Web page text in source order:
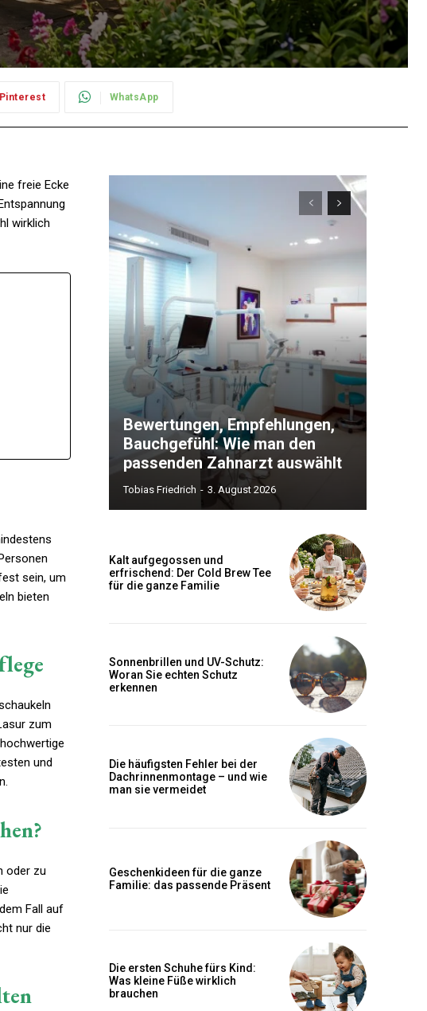
Pinterest WhatsApp
freie Ecke
wirklich
sein, um
bieten
zum
und
oder zu
Fall auf
nur die
Bewertungen, Empfehlungen,
Bauchgefühl: Wie man den
passenden Zahnarzt auswählt
Tobias Friedrich - 3. August 2026
Kalt aufgegossen und
erfrischend: Der Cold Brew Tee
für die ganze Familie
Sonnenbrillen und UV-Schutz:
Woran Sie echten Schutz
erkennen
Die häufigsten Fehler bei der
Dachrinnenmontage – und wie
man sie vermeidet
Geschenkideen für die ganze
Familie: das passende Präsent
Die ersten Schuhe fürs Kind:
Was kleine Füße wirklich
brauchen